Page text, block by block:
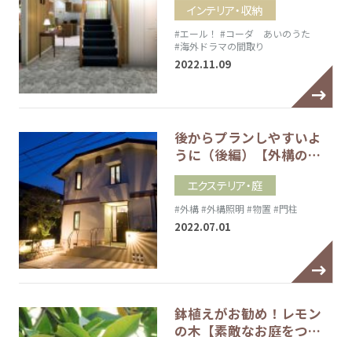
インテリア・収納
#エール！ #コーダ あいのうた
#海外ドラマの間取り
2022.11.09
後からプランしやすいよ
うに（後編）【外構の…
エクステリア・庭
#外構#外構照明 #物置 #門柱
2022.07.01
鉢植えがお勧め！レモン
の木【素敵なお庭をつ…